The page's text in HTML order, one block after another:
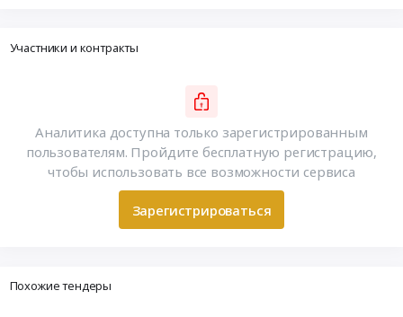
Участники и контракты
Аналитика доступна только зарегистрированным
пользователям. Пройдите бесплатную регистрацию,
чтобы использовать все возможности сервиса
Зарегистрироваться
Похожие тендеры